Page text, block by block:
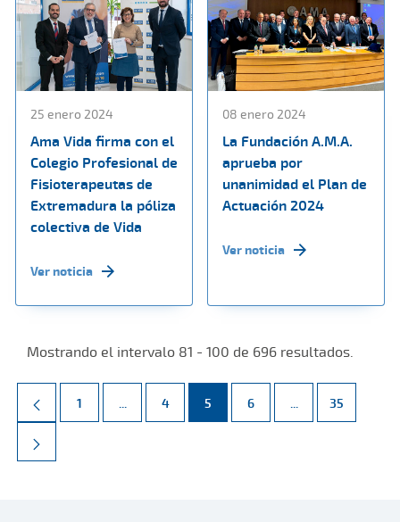
25 enero 2024
Ama Vida firma con el
Colegio Profesional de
Fisioterapeutas de
Extremadura la póliza
colectiva de Vida
Ver noticia
08 enero 2024
La Fundación A.M.A.
aprueba por
unanimidad el Plan de
Actuación 2024
Ver noticia
Mostrando el intervalo 81 - 100 de 696 resultados.
Página
1 ... Páginas intermedias Use TAB para desplazarse.
Página
4 Página
5 Página
6 ... Páginas
Página
35